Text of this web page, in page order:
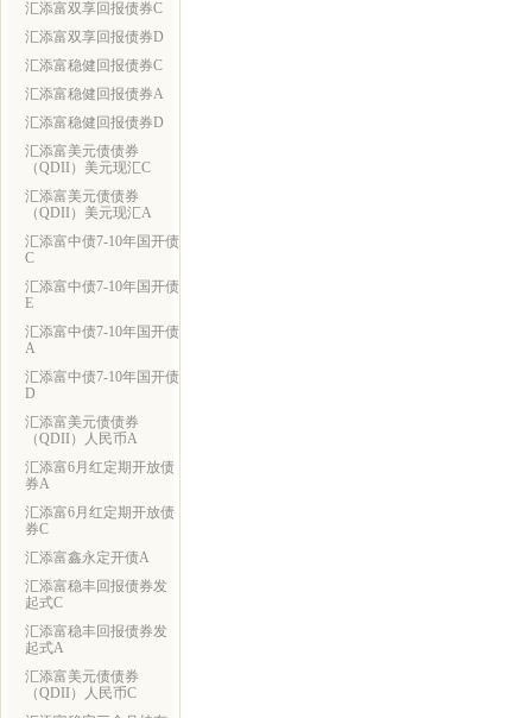
汇添富双享回报债券C
汇添富双享回报债券D
汇添富稳健回报债券C
汇添富稳健回报债券A
汇添富稳健回报债券D
汇添富美元债债券
（QDII）美元现汇C
汇添富美元债债券
（QDII）美元现汇A
汇添富中债7-10年国开债
C
汇添富中债7-10年国开债
E
汇添富中债7-10年国开债
A
汇添富中债7-10年国开债
D
汇添富美元债债券
（QDII）人民币A
汇添富6月红定期开放债
券A
汇添富6月红定期开放债
券C
汇添富鑫永定开债A
汇添富稳丰回报债券发
起式C
汇添富稳丰回报债券发
起式A
汇添富美元债债券
（QDII）人民币C